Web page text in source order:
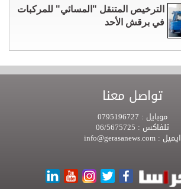
الترخيص المتنقل "المسائي" للمركبات
في برقش الأحد
تواصل معنا
موبايل :
تلفاكس :
ايميل :